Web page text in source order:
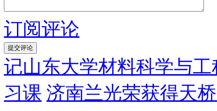
订阅评论
记山东大学材料科学与
习课 济南兰光荣获得天